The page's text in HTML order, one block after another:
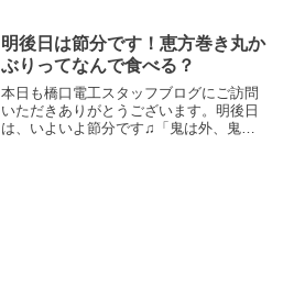
センスを問われているよう...
明後日は節分です！恵方巻き丸か
ぶりってなんで食べる？
本日も橋口電工スタッフブログにご訪問
いただきありがとうございます。明後日
は、いよいよ節分です♫「鬼は外、鬼は